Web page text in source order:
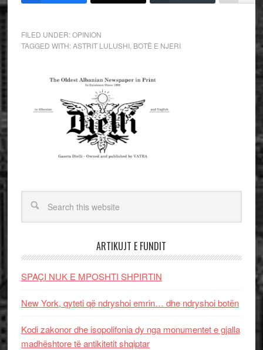
FILED UNDER:OPINION
TAGGED WITH:ASTRIT LULUSHI, BOTË E NJERI
ARTIKUJT E FUNDIT
SPAÇI NUK E MPOSHTI SHPIRTIN
New York, qyteti që ndryshoi emrin… dhe ndryshoi botën
Kodi zakonor dhe isopolifonia dy nga monumentet e gjalla
madhështore të antikitetit shqiptar